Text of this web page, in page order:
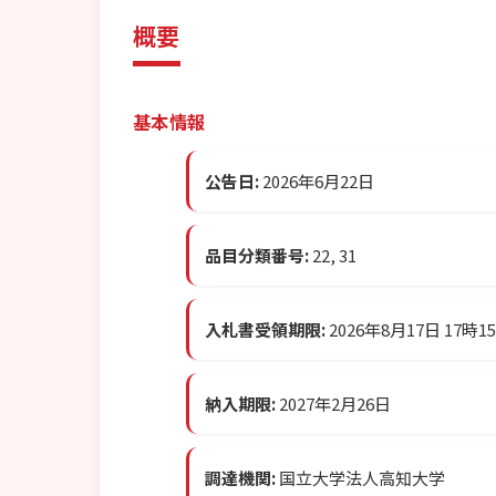
概要
基本情報
公告日:2026年6月22日
品目分類番号:22, 31
入札書受領期限:2026年8月17日 17時
納入期限:2027年2月26日
調達機関:国立大学法人高知大学